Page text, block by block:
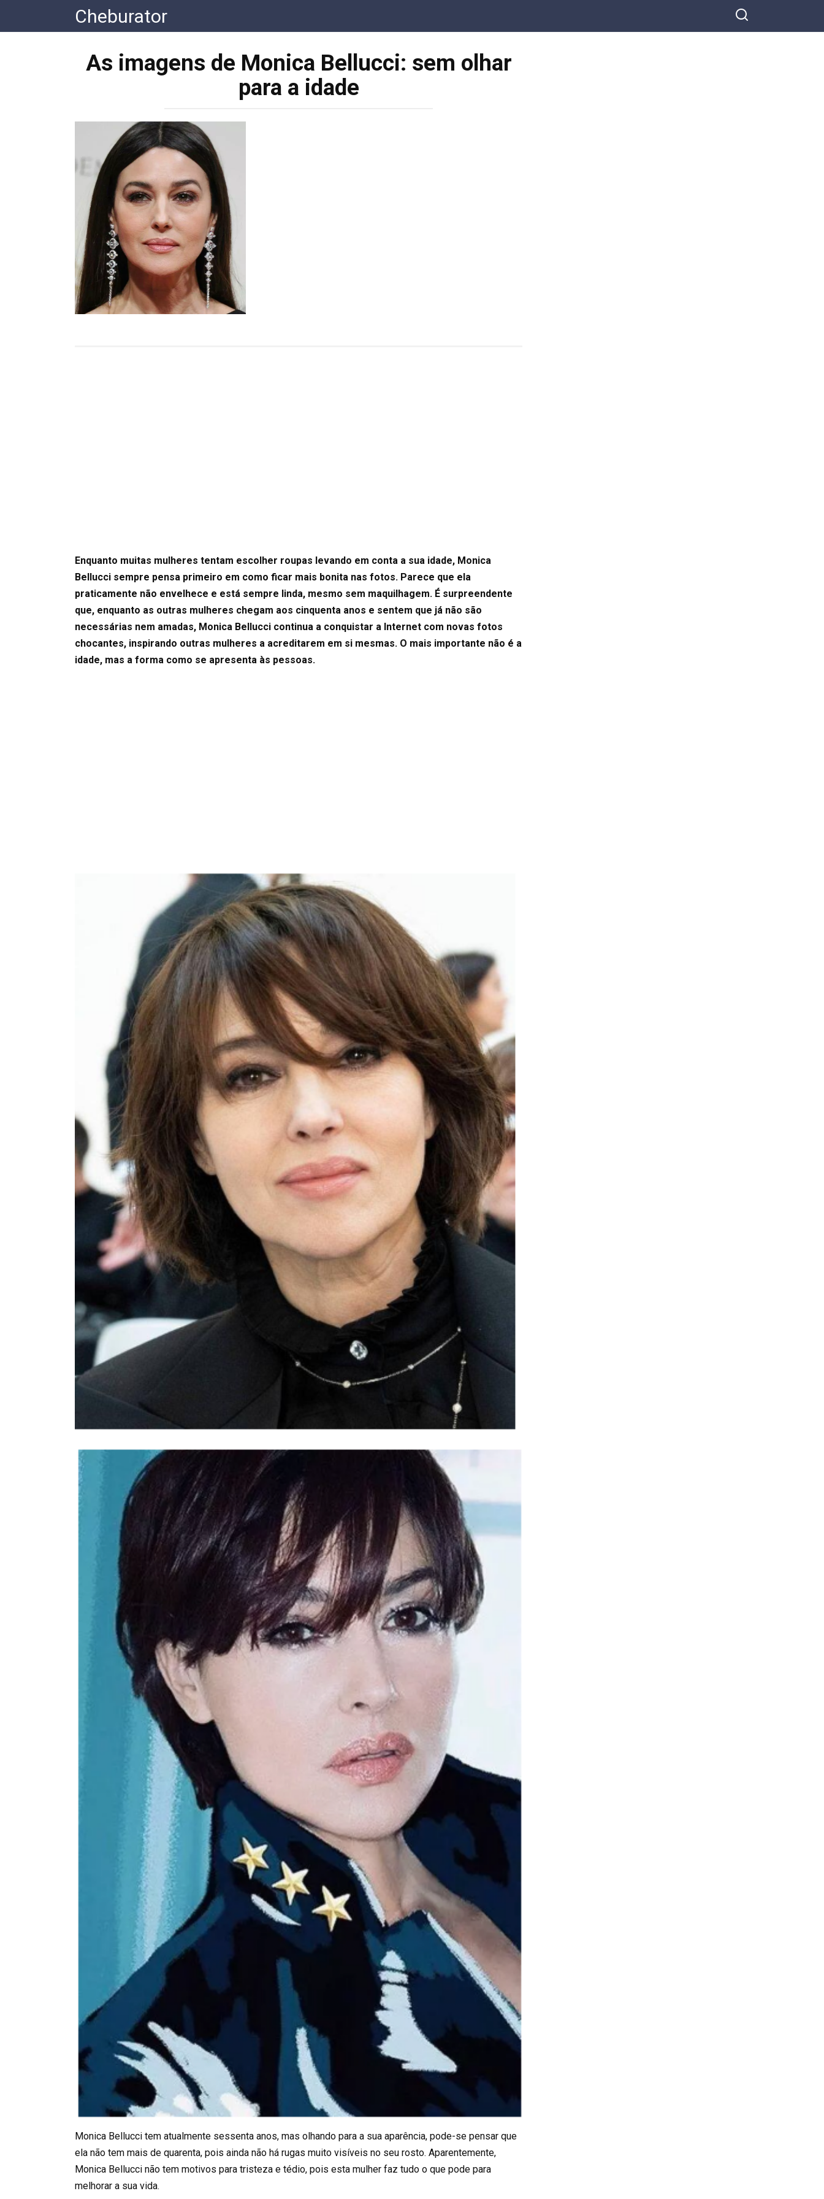
контенту
Cheburator
As imagens de Monica Bellucci: sem olhar
para a idade
Enquanto muitas mulheres tentam escolher roupas levando em conta a sua idade, Monica
Bellucci sempre pensa primeiro em como ficar mais bonita nas fotos. Parece que ela
praticamente não envelhece e está sempre linda, mesmo sem maquilhagem. É surpreendente
que, enquanto as outras mulheres chegam aos cinquenta anos e sentem que já não são
necessárias nem amadas, Monica Bellucci continua a conquistar a Internet com novas fotos
chocantes, inspirando outras mulheres a acreditarem em si mesmas. O mais importante não é a
idade, mas a forma como se apresenta às pessoas.
Monica Bellucci tem atualmente sessenta anos, mas olhando para a sua aparência, pode-se pensar que
ela não tem mais de quarenta, pois ainda não há rugas muito visíveis no seu rosto. Aparentemente,
Monica Bellucci não tem motivos para tristeza e tédio, pois esta mulher faz tudo o que pode para
melhorar a sua vida.